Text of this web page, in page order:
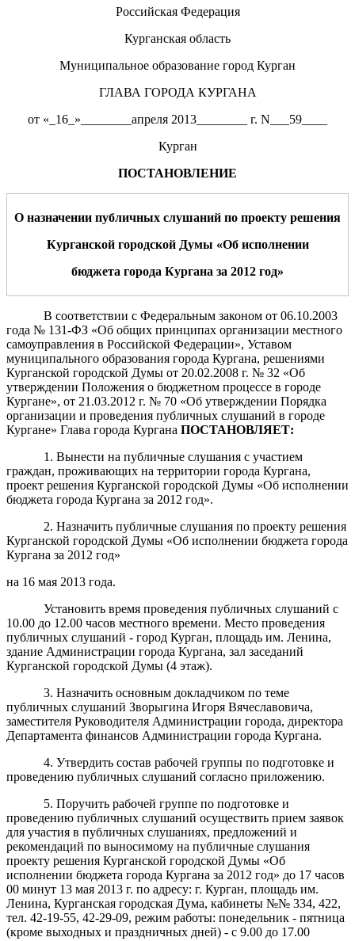
Российская Федерация
Курганская область
Муниципальное образование город Курган
ГЛАВА ГОРОДА КУРГАНА
от «_16_»________апреля 2013________ г. N___59____
Курган
ПОСТАНОВЛЕНИЕ
О назначении публичных слушаний по проекту решения
Курганской городской Думы «Об исполнении
бюджета города Кургана за 2012 год»
В соответствии с Федеральным законом от 06.10.2003
года № 131-ФЗ «Об общих принципах организации местного
самоуправления в Российской Федерации», Уставом
муниципального образования города Кургана, решениями
Курганской городской Думы от 20.02.2008 г. № 32 «Об
утверждении Положения о бюджетном процессе в городе
Кургане», от 21.03.2012 г. № 70 «Об утверждении Порядка
организации и проведения публичных слушаний в городе
Кургане» Глава города Кургана ПОСТАНОВЛЯЕТ:
1. Вынести на публичные слушания с участием
граждан, проживающих на территории города Кургана,
проект решения Курганской городской Думы «Об исполнении
бюджета города Кургана за 2012 год».
2. Назначить публичные слушания по проекту решения
Курганской городской Думы «Об исполнении бюджета города
Кургана за 2012 год»
на 16 мая 2013 года.
Установить время проведения публичных слушаний с
10.00 до 12.00 часов местного времени. Место проведения
публичных слушаний - город Курган, площадь им. Ленина,
здание Администрации города Кургана, зал заседаний
Курганской городской Думы (4 этаж).
3. Назначить основным докладчиком по теме
публичных слушаний Зворыгина Игоря Вячеславовича,
заместителя Руководителя Администрации города, директора
Департамента финансов Администрации города Кургана.
4. Утвердить состав рабочей группы по подготовке и
проведению публичных слушаний согласно приложению.
5. Поручить рабочей группе по подготовке и
проведению публичных слушаний осуществить прием заявок
для участия в публичных слушаниях, предложений и
рекомендаций по выносимому на публичные слушания
проекту решения Курганской городской Думы «Об
исполнении бюджета города Кургана за 2012 год» до 17 часов
00 минут 13 мая 2013 г. по адресу: г. Курган, площадь им.
Ленина, Курганская городская Дума, кабинеты №№ 334, 422,
тел. 42-19-55, 42-29-09, режим работы: понедельник - пятница
(кроме выходных и праздничных дней) - с 9.00 до 17.00